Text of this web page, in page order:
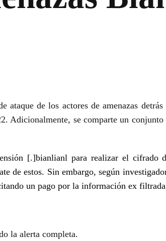
de los actores de amenazas
Adicionalmente, se comparte un
[.]bianlianl para realizar el cifrado
de estos. Sin embargo, según
un pago por la información ex
la alerta completa.